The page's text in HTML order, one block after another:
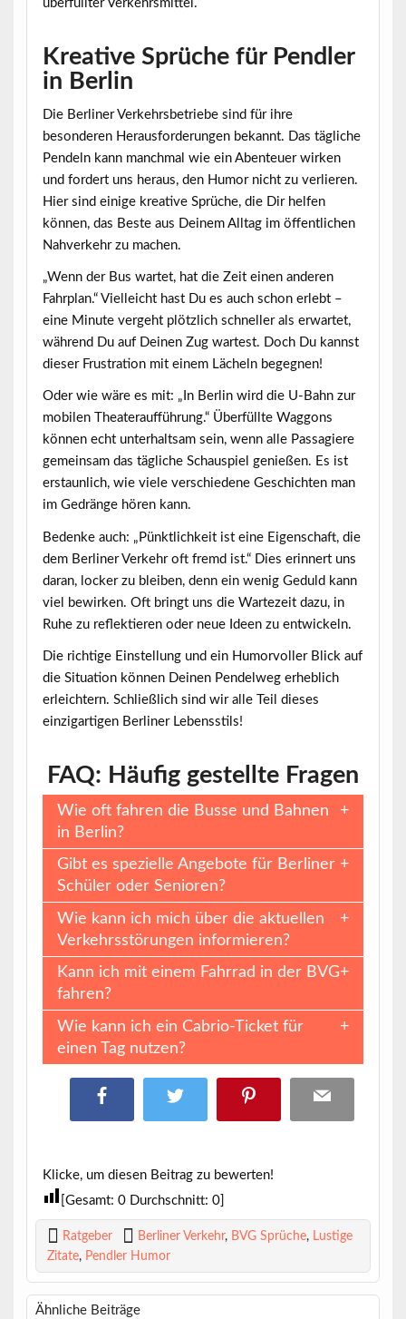
überfüllter Verkehrsmittel.
Kreative Sprüche für Pendler
in Berlin
Die Berliner Verkehrsbetriebe sind für ihre
besonderen Herausforderungen bekannt. Das tägliche
Pendeln kann manchmal wie ein Abenteuer wirken
und fordert uns heraus, den Humor nicht zu verlieren.
Hier sind einige kreative Sprüche, die Dir helfen
können, das Beste aus Deinem Alltag im öffentlichen
Nahverkehr zu machen.
„Wenn der Bus wartet, hat die Zeit einen anderen
Fahrplan.“ Vielleicht hast Du es auch schon erlebt –
eine Minute vergeht plötzlich schneller als erwartet,
während Du auf Deinen Zug wartest. Doch Du kannst
dieser Frustration mit einem Lächeln begegnen!
Oder wie wäre es mit: „In Berlin wird die U-Bahn zur
mobilen Theateraufführung.“ Überfüllte Waggons
können echt unterhaltsam sein, wenn alle Passagiere
gemeinsam das tägliche Schauspiel genießen. Es ist
erstaunlich, wie viele verschiedene Geschichten man
im Gedränge hören kann.
Bedenke auch: „Pünktlichkeit ist eine Eigenschaft, die
dem Berliner Verkehr oft fremd ist.“ Dies erinnert uns
daran, locker zu bleiben, denn ein wenig Geduld kann
viel bewirken. Oft bringt uns die Wartezeit dazu, in
Ruhe zu reflektieren oder neue Ideen zu entwickeln.
Die richtige Einstellung und ein Humorvoller Blick auf
die Situation können Deinen Pendelweg erheblich
erleichtern. Schließlich sind wir alle Teil dieses
einzigartigen Berliner Lebensstils!
FAQ: Häufig gestellte Fragen
Wie oft fahren die Busse und Bahnen
in Berlin?
Gibt es spezielle Angebote für Berliner
Schüler oder Senioren?
Wie kann ich mich über die aktuellen
Verkehrsstörungen informieren?
Kann ich mit einem Fahrrad in der BVG
fahren?
Wie kann ich ein Cabrio-Ticket für
einen Tag nutzen?
Klicke, um diesen Beitrag zu bewerten!
[Gesamt: 0Durchschnitt: 0]
Ratgeber Berliner Verkehr, BVG Sprüche, Lustige
Zitate, Pendler Humor
Ähnliche Beiträge